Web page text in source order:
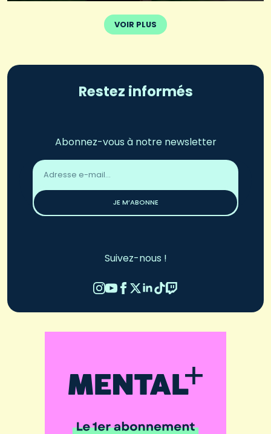
VOIR PLUS
Restez informés
Abonnez-vous à notre newsletter
Adresse
email
JE M’ABONNE
Suivez-nous !